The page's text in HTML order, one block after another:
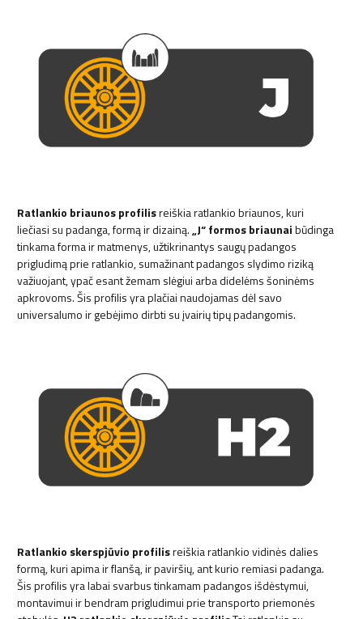
Ratlankio briaunos profilisreiškia ratlankio briaunos, kuri
liečiasi su padanga, formą ir dizainą.„J“ formos briaunaibūdinga
tinkama forma ir matmenys, užtikrinantys saugų padangos
prigludimą prie ratlankio, sumažinant padangos slydimo riziką
važiuojant, ypač esant žemam slėgiui arba didelėms šoninėms
apkrovoms. Šis profilis yra plačiai naudojamas dėl savo
universalumo ir gebėjimo dirbti su įvairių tipų padangomis.
Ratlankio skerspjūvio profilisreiškia ratlankio vidinės dalies
formą, kuri apima ir flanšą, ir paviršių, ant kurio remiasi padanga.
Šis profilis yra labai svarbus tinkamam padangos išdėstymui,
montavimui ir bendram prigludimui prie transporto priemonės